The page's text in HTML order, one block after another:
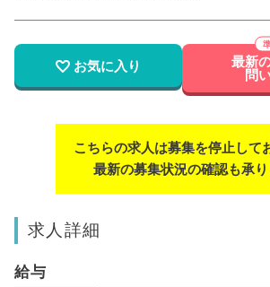
お気に入り 最新
問
こちらの求人は募集を停止して
最新の募集状況の確認も承り
求人詳細
給与